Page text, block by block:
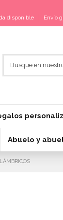
disponible Envío
Abuelo y